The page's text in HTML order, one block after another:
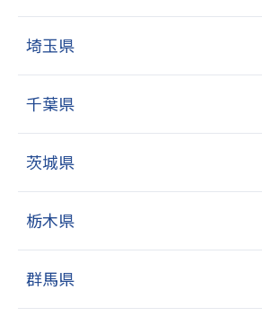
埼玉県
千葉県
茨城県
栃木県
群馬県